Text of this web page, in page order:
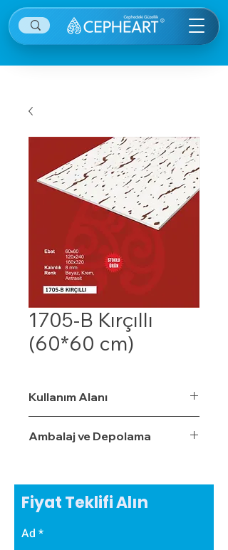
1705-B Kırçıllı
(60*60 cm)
Kullanım Alanı
Ambalaj ve Depolama
Fiyat Teklifi Alın
Ad